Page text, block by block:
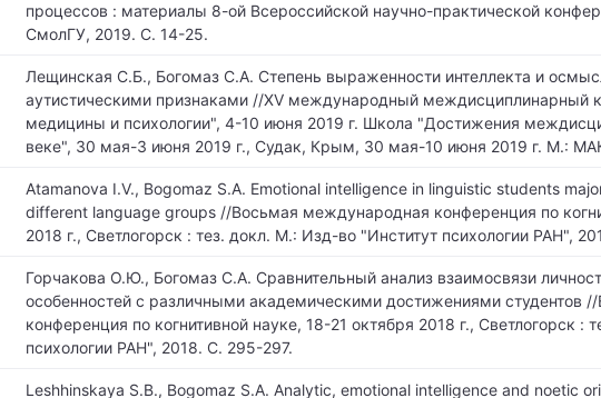
процессов : материалы 8-ой Всероссийской научно-практической
СмолГУ, 2019. С. 14-25.
Лещинская С.Б., Богомаз С.А. Степень выраженности интеллекта и
аутистическими признаками //XV международный междисциплинарный
медицины и психологии", 4-10 июня 2019 г. Школа "Достижения
веке", 30 мая-3 июня 2019 г., Судак, Крым, 30 мая-10 июня 2019 г. М.:
Atamanova I.V., Bogomaz S.A. Emotional intelligence in linguistic students
different language groups //Восьмая международная конференция по
2018 г., Светлогорск : тез. докл. М.: Изд-во "Институт психологии РАН",
Горчакова О.Ю., Богомаз С.А. Сравнительный анализ взаимосвязи
особенностей с различными академическими достижениями студентов
конференция по когнитивной науке, 18-21 октября 2018 г., Светлогорск :
психологии РАН", 2018. С. 295-297.
Leshhinskaya S.B., Bogomaz S.A. Analytic, emotional intelligence and noetic